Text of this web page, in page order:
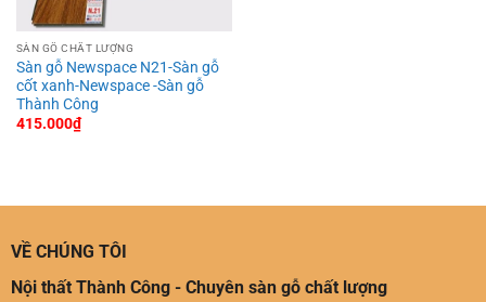
SÀN GỖ CHẤT LƯỢNG
Sàn gỗ Newspace N21-Sàn gỗ
cốt xanh-Newspace -Sàn gỗ
Thành Công
415.000₫
VỀ CHÚNG TÔI
Nội thất Thành Công - Chuyên sàn gỗ chất lượng